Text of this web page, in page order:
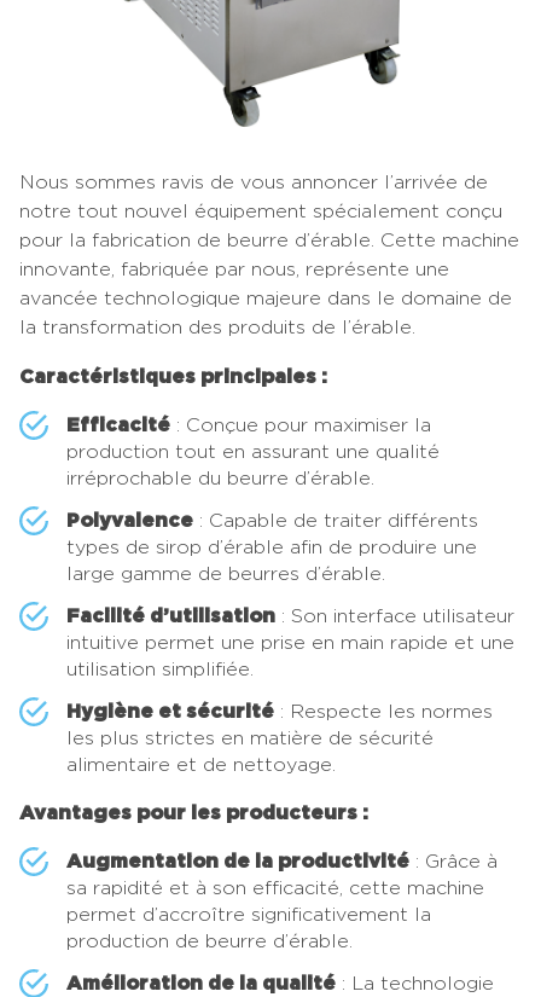
Nous sommes ravis de vous annoncer l’arrivée de
notre tout nouvel équipement spécialement conçu
pour la fabrication de beurre d’érable. Cette machine
innovante, fabriquée par nous, représente une
avancée technologique majeure dans le domaine de
la transformation des produits de l’érable.
Caractéristiques principales :
Efficacité : Conçue pour maximiser la
production tout en assurant une qualité
irréprochable du beurre d’érable.
Polyvalence : Capable de traiter différents
types de sirop d’érable afin de produire une
large gamme de beurres d’érable.
Facilité d’utilisation : Son interface utilisateur
intuitive permet une prise en main rapide et une
utilisation simplifiée.
Hygiène et sécurité : Respecte les normes
les plus strictes en matière de sécurité
alimentaire et de nettoyage.
Avantages pour les producteurs :
Augmentation de la productivité : Grâce à
sa rapidité et à son efficacité, cette machine
permet d’accroître significativement la
production de beurre d’érable.
Amélioration de la qualité : La technologie